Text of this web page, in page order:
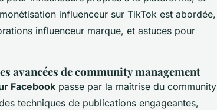
influenceur sur TikTok est abordée,
influenceur marque, et astuces pour
avancées de community management
Facebook passe par la maîtrise du community
techniques de publications engageantes,